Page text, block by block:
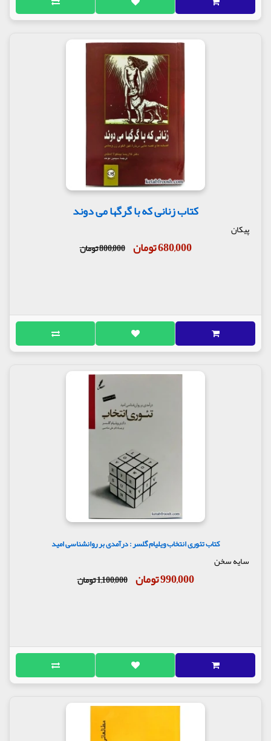
کتاب زنانی که با گرگها می دوند
پیکان
680,000 تومان 800,000 تومان
کتاب تئوری انتخاب ویلیام گلسر : درآمدی بر روانشناسی امید
سایه سخن
990,000 تومان 1,100,000 تومان